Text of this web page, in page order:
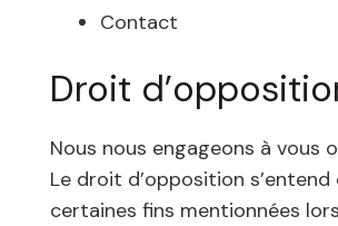
Contact
Droit
Nous nous engageons à
Le droit d’opposition
certaines fins mentionnées